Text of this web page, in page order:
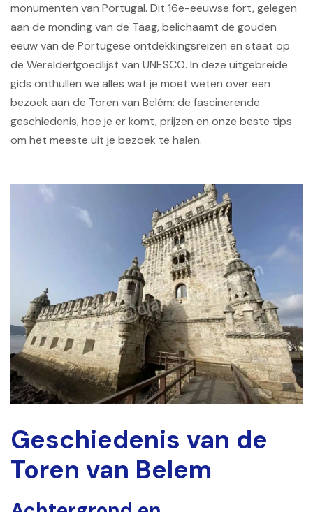
monumenten van Portugal. Dit 16e-eeuwse fort, gelegen
aan de monding van de Taag, belichaamt de gouden
eeuw van de Portugese ontdekkingsreizen en staat op
de Werelderfgoedlijst van UNESCO. In deze uitgebreide
gids onthullen we alles wat je moet weten over een
bezoek aan de Toren van Belém: de fascinerende
geschiedenis, hoe je er komt, prijzen en onze beste tips
om het meeste uit je bezoek te halen.
Geschiedenis van de
Toren van Belem